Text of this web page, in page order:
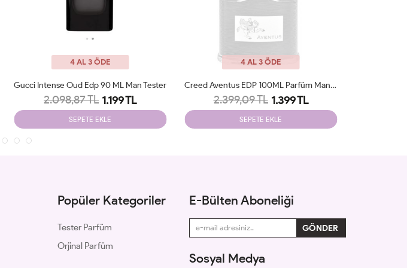
4 AL 3 ÖDE
Gucci Intense Oud Edp 90 ML Man Tester
2.098,87 TL 1.199 TL
SEPETE EKLE
4 AL 3 ÖDE
Creed Aventus EDP 100ML Parfüm Man Tester
2.399,09 TL 1.399 TL
SEPETE EKLE
Popüler Kategoriler
Tester Parfüm
Orjinal Parfüm
E-Bülten Aboneliği
Sosyal Medya